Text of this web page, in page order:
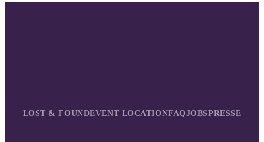
LOST & FOUNDEVENT LOCATIONFAQJOBSPRESSE